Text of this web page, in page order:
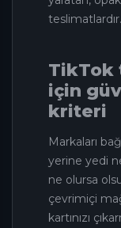
teslimatlardır.
TikTok
için
kriteri
Markaları
yerine yedi
ne olursa
çevrimiçi
kartınızı